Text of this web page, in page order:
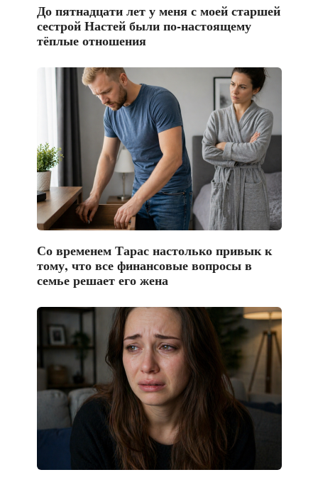
До пятнадцати лет у меня с моей старшей
сестрой Настей были по-настоящему
тёплые отношения
Со временем Тарас настолько привык к
тому, что все финансовые вопросы в
семье решает его жена